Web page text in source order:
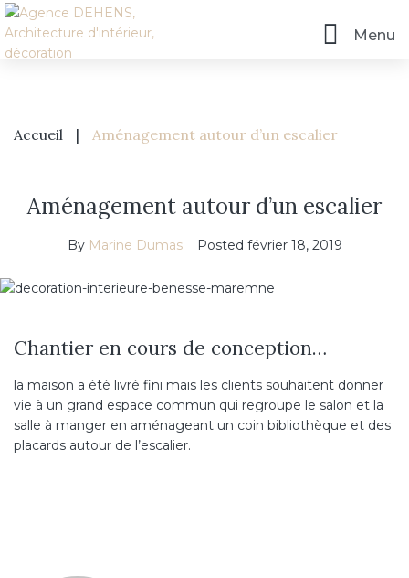
Menu
Accueil | Aménagement autour d’un escalier
Aménagement autour d’un escalier
By Marine Dumas Posted février 18, 2019
Chantier en cours de conception…
la maison a été livré fini mais les clients souhaitent donner
vie à un grand espace commun qui regroupe le salon et la
salle à manger en aménageant un coin bibliothèque et des
placards autour de l’escalier.